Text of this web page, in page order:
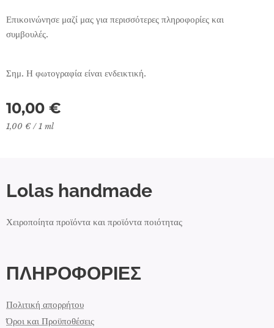
Επικοινώνησε μαζί μας για περισσότερες πληροφορίες και
συμβουλές.
Σημ. Η φωτογραφία είναι ενδεικτική.
10,00 €
1,00 € / 1 ml
Lolas handmade
Χειροποίητα προϊόντα και προϊόντα ποιότητας
ΠΛΗΡΟΦΟΡΙΕΣ
Πολιτική απορρήτου
Όροι και Προϋποθέσεις